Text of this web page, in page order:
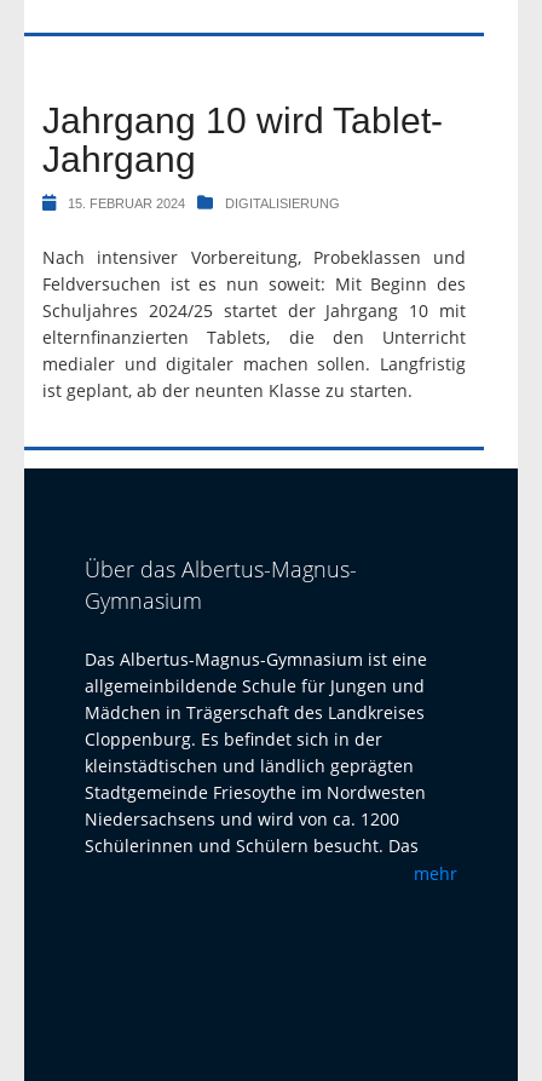
Jahrgang 10 wird Tablet-
Jahrgang
15. FEBRUAR 2024 DIGITALISIERUNG
Nach intensiver Vorbereitung, Probeklassen und
Feldversuchen ist es nun soweit: Mit Beginn des
Schuljahres 2024/25 startet der Jahrgang 10 mit
elternfinanzierten Tablets, die den Unterricht
medialer und digitaler machen sollen. Langfristig
ist geplant, ab der neunten Klasse zu starten.
Über das Albertus-Magnus-
Gymnasium
Das Albertus-Magnus-Gymnasium ist eine
allgemeinbildende Schule für Jungen und
Mädchen in Trägerschaft des Landkreises
Cloppenburg. Es befindet sich in der
kleinstädtischen und ländlich geprägten
Stadtgemeinde Friesoythe im Nordwesten
Niedersachsens und wird von ca. 1200
Schülerinnen und Schülern besucht. Das
Albertus-Magnus-Gymnasium ist eine offene
mehr